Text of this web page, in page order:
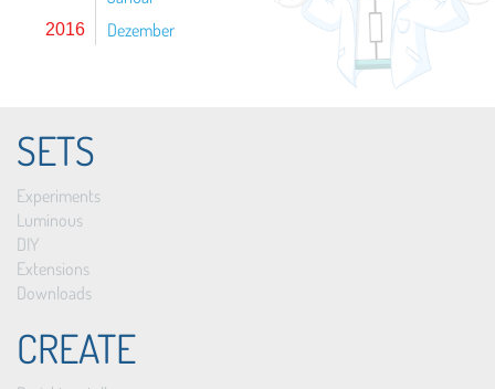
2016 Dezember
SETS
Experiments
Luminous
DIY
Extensions
Downloads
CREATE